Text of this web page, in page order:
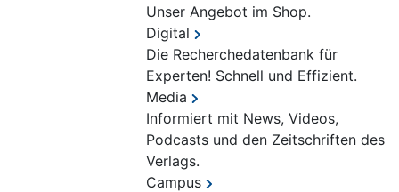
Unser Angebot im Shop.
Digital
Die Recherchedatenbank für
Experten! Schnell und Effizient.
Media
Informiert mit News, Videos,
Podcasts und den Zeitschriften des
Verlags.
Campus